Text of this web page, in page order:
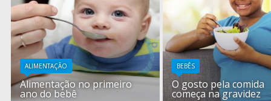
ALIMENTAÇÃO
Alimentação no primeiro
ano do bebê
BEBÊS
O gosto pela comida
começa na gravidez